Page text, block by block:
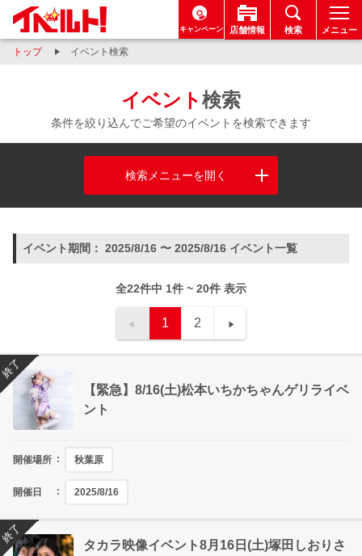
キャンペーン 店舗情報 検索 メニュー
トップ イベント検索
イベント検索
条件を絞り込んでご希望のイベントを検索できます
検索メニューを開く
イベント期間： 2025/8/16 〜 2025/8/16 イベント一覧
全22件中 1件 ~ 20件 表示
1 2
【緊急】8/16(土)松本いちかちゃんゲリライベ
ント
開催場所 秋葉原
開催日 2025/8/16
終了
タカラ映像イベント8月16日(土)塚田しおりさ
終了